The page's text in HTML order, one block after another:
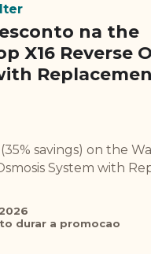
na the
X16 Reverse
savings) on the
System with
durar a promocao